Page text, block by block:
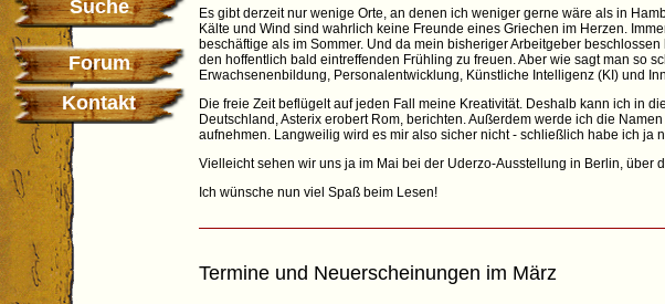
Suche
Forum
Kontakt
Es gibt derzeit nur wenige Orte, an denen ich weniger gerne wäre als in
Kälte und Wind sind wahrlich keine Freunde eines Griechen im Herzen.
beschäftige als im Sommer. Und da mein bisheriger Arbeitgeber
den hoffentlich bald eintreffenden Frühling zu freuen. Aber wie sagt man so
Erwachsenenbildung, Personalentwicklung, Künstliche Intelligenz (KI) und
Die freie Zeit beflügelt auf jeden Fall meine Kreativität. Deshalb kann ich in
Deutschland, Asterix erobert Rom, berichten. Außerdem werde ich die
aufnehmen. Langweilig wird es mir also sicher nicht - schließlich habe ich ja
Vielleicht sehen wir uns ja im Mai bei der Uderzo-Ausstellung in Berlin, über
Ich wünsche nun viel Spaß beim Lesen!
Termine und Neuerscheinungen im März